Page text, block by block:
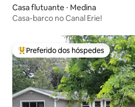
Casa flutuante ⋅ Medina
Casa-barco no Canal Erie!
Entre os melhores preferidos dos
Preferido dos hóspedes